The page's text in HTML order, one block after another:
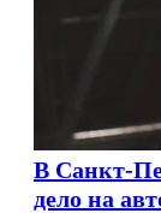
В Санкт-
дело на